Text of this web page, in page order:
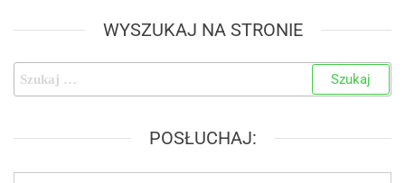
WYSZUKAJ NA STRONIE
POSŁUCHAJ: